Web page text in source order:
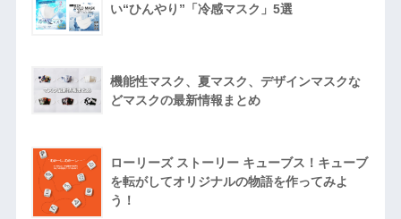
い“ひんやり”「冷感マスク」5選
機能性マスク、夏マスク、デザインマスクな
どマスクの最新情報まとめ
ローリーズ ストーリー キューブス！キューブ
を転がしてオリジナルの物語を作ってみよ
う！